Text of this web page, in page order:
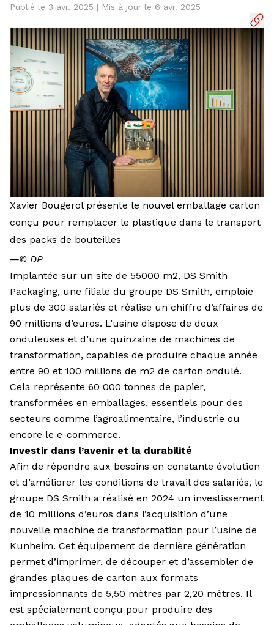
Publié le 3 avr. 2025 | Mis à jour le 6 avr. 2025
Xavier Bougerol présente le nouvel emballage carton
conçu pour remplacer le plastique dans le transport
des packs de bouteilles
―© DP
Implantée sur un site de 55000 m2, DS Smith
Packaging, une filiale du groupe DS Smith, emploie
plus de 300 salariés et réalise un chiffre d’affaires de
90 millions d’euros. L’usine dispose de deux
onduleuses et d’une quinzaine de machines de
transformation, capables de produire chaque année
entre 90 et 100 millions de m2 de carton ondulé.
Cela représente 60 000 tonnes de papier,
transformées en emballages, essentiels pour des
secteurs comme l’agroalimentaire, l’industrie ou
encore le e-commerce.
Investir dans l’avenir et la durabilité
Afin de répondre aux besoins en constante évolution
et d’améliorer les conditions de travail des salariés, le
groupe DS Smith a réalisé en 2024 un investissement
de 10 millions d’euros dans l’acquisition d’une
nouvelle machine de transformation pour l’usine de
Kunheim. Cet équipement de dernière génération
permet d’imprimer, de découper et d’assembler de
grandes plaques de carton aux formats
impressionnants de 5,50 mètres par 2,20 mètres. Il
est spécialement conçu pour produire des